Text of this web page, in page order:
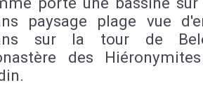
paysage plage vue
sur la tour de
des